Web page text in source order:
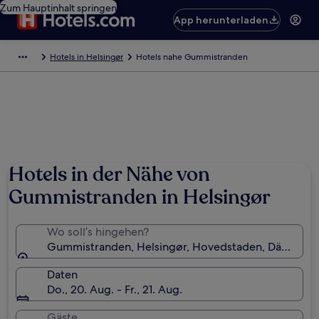
Zum Hauptinhalt springen
App herunterladen
Hotels in Helsingør Hotels nahe Gummistranden
Hotels in der Nähe von
Gummistranden in Helsingør
Wo soll’s hingehen?
Gummistranden, Helsingør, Hovedstaden, Dänemark
Daten
Do., 20. Aug. - Fr., 21. Aug.